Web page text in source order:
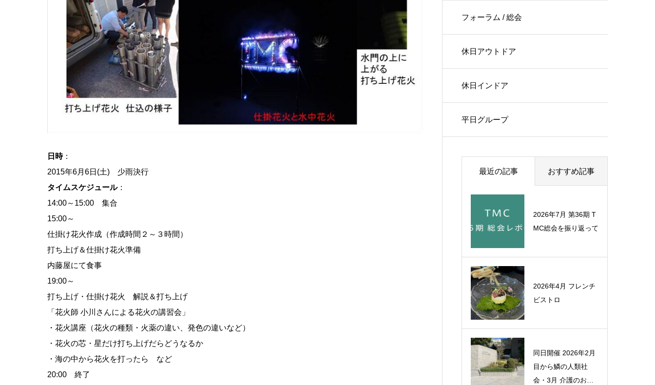
日時：
2015年6月6日(土) 少雨決行
タイムスケジュール：
14:00～15:00 集合
15:00～
仕掛け花火作成（作成時間２～３時間）
打ち上げ＆仕掛け花火準備
内藤屋にて食事
19:00～
打ち上げ・仕掛け花火 解説＆打ち上げ
「花火師 小川さんによる花火の講習会」
・花火講座（花火の種類・火薬の違い、発色の違いなど）
・花火の芯・星だけ打ち上げだらどうなるか
・海の中から花火を打ったら など
20:00 終了
フォーラム / 総会
休日アウトドア
休日インドア
平日グループ
最近の記事 おすすめ記事
2026年7月 第36期 T
MC総会を振り返って
2026年4月 フレンチ
ビストロ
同日開催 2026年2月
目から鱗の人類社
会・3月 介護のお金
2022年9月 有松天満
社・秋季大祭
1993年6月 愛知県21
世紀万博の会場跡地
2023年1月 名古屋市
政資料館の見学と市
政の思い出